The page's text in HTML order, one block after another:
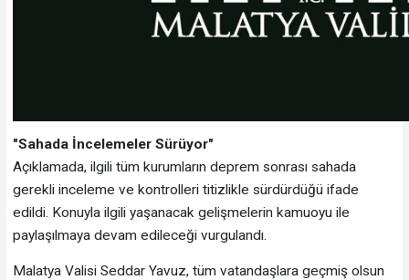
"Sahada İncelemeler Sürüyor"
Açıklamada, ilgili tüm kurumların deprem sonrası sahada
gerekli inceleme ve kontrolleri titizlikle sürdürdüğü ifade
edildi. Konuyla ilgili yaşanacak gelişmelerin kamuoyu ile
paylaşılmaya devam edileceği vurgulandı.
Malatya Valisi Seddar Yavuz, tüm vatandaşlara geçmiş olsun